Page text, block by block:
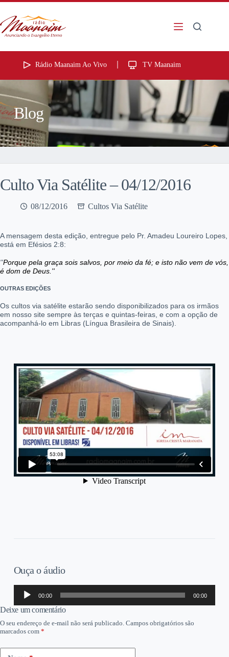
Rádio Maanaim Ao Vivo TV Maanaim
Blog
Culto Via Satélite – 04/12/2016
08/12/2016 Cultos Via Satélite
A mensagem desta edição, entregue pelo Pr. Amadeu Loureiro Lopes,
está em Efésios 2:8:
''Porque pela graça sois salvos, por meio da fé; e isto não vem de vós,
é dom de Deus.''
OUTRAS EDIÇÕES
Os cultos via satélite estarão sendo disponibilizados para os irmãos
em nosso site sempre às terças e quintas-feiras, e com a opção de
acompanhá-lo em Libras (Língua Brasileira de Sinais).
Ouça o áudio
Tocador
áudio
00:00 00:00
Deixe um comentário
O seu endereço de e-mail não será publicado. Campos obrigatórios são
marcados com *